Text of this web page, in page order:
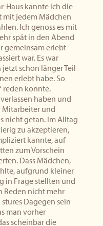
Haus kannte ich die
mit jedem Mädchen
Ich genoss es mit
spät in den Abend
gemeinsam erlebt
war. Es war
schon länger Teil
erlebt habe. So
reden konnte.
haben und
Mitarbeiter und
nicht getan. Im Alltag
zu akzeptieren,
kannte, auf
zum Vorschein
Dass Mädchen,
aufgrund kleiner
in Frage stellten und
Reden nicht mehr
Dagegen sein
man vorher
scheinbar die